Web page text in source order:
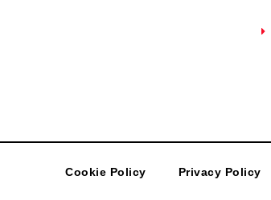
Cookie Policy Privacy Policy